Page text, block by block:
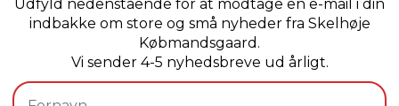
Udfyld nedenstående for at modtage en e-mail i din
indbakke om store og små nyheder fra Skelhøje
Købmandsgaard.
Vi sender 4-5 nyhedsbreve ud årligt.